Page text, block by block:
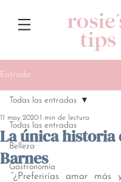
Entrada
Todas las entradas
Belleza
Gastronomía
Todas las entradas
La única historia
Barnes
11 may 20201 min de lectura
“¿Preferirías amar